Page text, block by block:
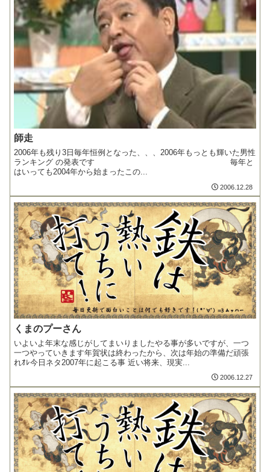
師走
2006年も残り3日毎年恒例となった、、、2006年もっとも輝いた男性
ランキング の発表です 毎年と
はいっても2004年から始まったこの...
2006.12.28
くまのプーさん
いよいよ年末な感じがしてまいりましたやる事が多いですが、一つ
一つやっていきます年賀状は終わったから、次は年始の準備だ頑張
れｵﾚ今日ネタ2007年に起こる事 近い将来、現実...
2006.12.27